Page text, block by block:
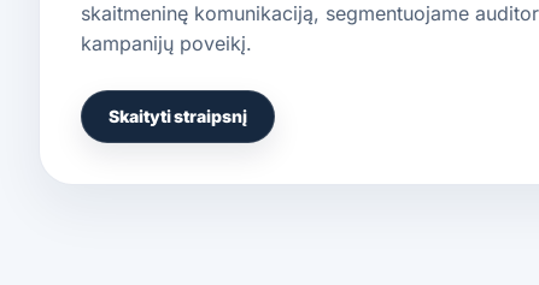
skaitmeninę komunikaciją, segmentuojame
kampanijų poveikį.
Skaityti straipsnį